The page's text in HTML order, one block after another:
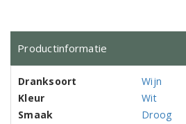
Productinformatie
Dranksoort
Wijn
Kleur
Wit
Smaak
Droog